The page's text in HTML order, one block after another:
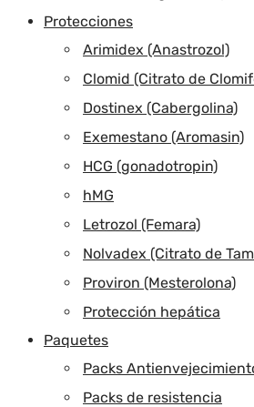
Protecciones
Arimidex (Anastrozol)
Clomid (Citrato de
Dostinex (Cabergolina)
Exemestano (Aromasin)
HCG (gonadotropin)
hMG
Letrozol (Femara)
Nolvadex (Citrato de
Proviron (Mesterolona)
Protección hepática
Paquetes
Packs
Packs de resistencia